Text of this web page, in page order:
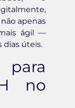
apenas
ágil —
dias úteis.
para
no